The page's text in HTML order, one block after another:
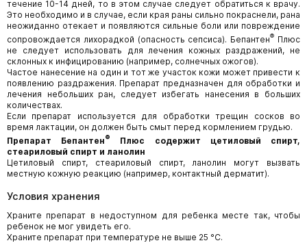
течение 10-14 дней, то в этом случае следует обратиться к врачу.
Это необходимо и в случае, если края раны сильно покраснели, рана
неожиданно отекает и появляются сильные боли или повреждение
сопровождается лихорадкой (опасность сепсиса). Бепантен® Плюс
не следует использовать для лечения кожных раздражений, не
склонных к инфицированию (например, солнечных ожогов).
Частое нанесение на один и тот же участок кожи может привести к
появлению раздражения. Препарат предназначен для обработки и
лечения небольших ран, следует избегать нанесения в больших
количествах.
Если препарат используется для обработки трещин сосков во
время лактации, он должен быть смыт перед кормлением грудью.
Препарат Бепантен®
Плюс содержит цетиловый спирт,
стеариловый спирт и ланолин
Цетиловый спирт, стеариловый спирт, ланолин могут вызвать
местную кожную реакцию (например, контактный дерматит).
Условия хранения
Храните препарат в недоступном для ребенка месте так, чтобы
ребенок не мог увидеть его.
Храните препарат при температуре не выше 25 °C.